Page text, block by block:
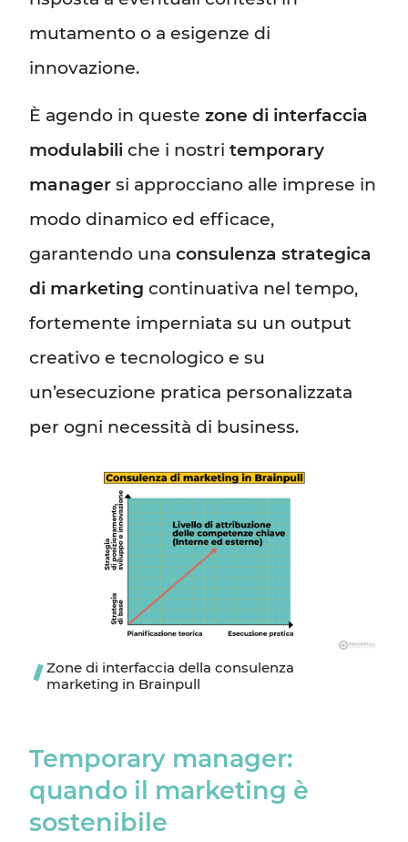
mutamento o a esigenze di
innovazione.
È agendo in questezone di interfaccia
modulabili che i nostritemporary
manager si approcciano alle imprese in
modo dinamico ed efficace,
garantendo unaconsulenza strategica
di marketing continuativa nel tempo,
fortemente imperniata su un output
creativo e tecnologico e su
un’esecuzione pratica personalizzata
per ogni necessità di business.
Zone di interfaccia della consulenza
marketing in Brainpull
Temporary manager:
quando il marketing è
sostenibile